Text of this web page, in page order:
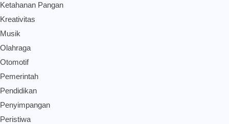
Ketahanan Pangan
Kreativitas
Musik
Olahraga
Otomotif
Pemerintah
Pendidikan
Penyimpangan
Peristiwa